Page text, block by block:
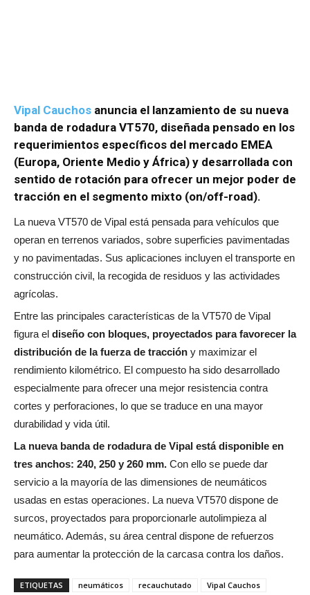
Vipal Cauchos anuncia el lanzamiento de su nueva
banda de rodadura VT570, diseñada pensado en los
requerimientos específicos del mercado EMEA
(Europa, Oriente Medio y África) y desarrollada con
sentido de rotación para ofrecer un mejor poder de
tracción en el segmento mixto (on/off-road).
La nueva VT570 de Vipal está pensada para vehículos que
operan en terrenos variados, sobre superficies pavimentadas
y no pavimentadas. Sus aplicaciones incluyen el transporte en
construcción civil, la recogida de residuos y las actividades
agrícolas.
Entre las principales características de la VT570 de Vipal
figura el diseño con bloques, proyectados para favorecer la
distribución de la fuerza de tracción y maximizar el
rendimiento kilométrico. El compuesto ha sido desarrollado
especialmente para ofrecer una mejor resistencia contra
cortes y perforaciones, lo que se traduce en una mayor
durabilidad y vida útil.
La nueva banda de rodadura de Vipal está disponible en
tres anchos: 240, 250 y 260 mm. Con ello se puede dar
servicio a la mayoría de las dimensiones de neumáticos
usadas en estas operaciones. La nueva VT570 dispone de
surcos, proyectados para proporcionarle autolimpieza al
neumático. Además, su área central dispone de refuerzos
para aumentar la protección de la carcasa contra los daños.
ETIQUETAS neumáticos recauchutado
Vipal Cauchos